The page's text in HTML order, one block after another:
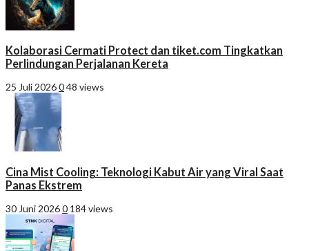
Kolaborasi Cermati Protect dan tiket.com Tingkatkan
Perlindungan Perjalanan Kereta
25 Juli 2026048 views
Cina Mist Cooling: Teknologi Kabut Air yang Viral Saat
Panas Ekstrem
30 Juni 20260 184 views